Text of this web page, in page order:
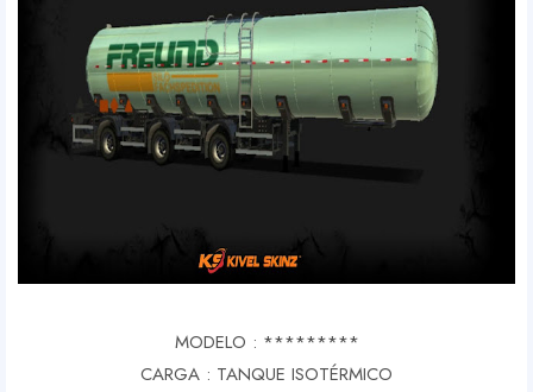
MODELO : *********
CARGA : TANQUE ISOTÉRMICO